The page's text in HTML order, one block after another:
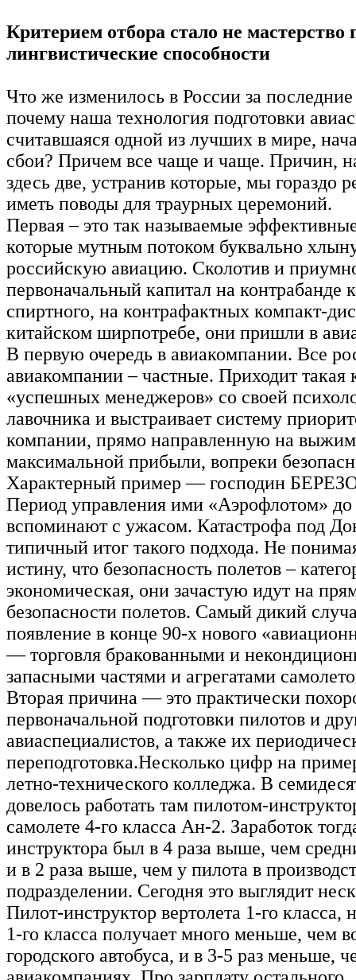
Критерием отбора стало не мастерство
лингвистические способности
Что же изменилось в России за
почему наша технология подготовки
считавшаяся одной из лучших в мире,
сбои? Причем все чаще и чаще. Причин,
здесь две, устранив которые, мы гораздо
иметь поводы для траурных церемоний.
Первая – это так называемые
которые мутным потоком буквально
российскую авиацию. Сколотив и
первоначальный капитал на контрабанде
спиртного, на контрафактных компакт-
китайском ширпотребе, они пришли в
В первую очередь в авиакомпании. Все
авиакомпании – частные. Приходит такая
«успешных менеджеров» со своей
лавочника и выстраивает систему
компании, прямо направленную на
максимальной прибыли, вопреки
Характерный пример — господин
Период управления ими «Аэрофлотом» до
вспоминают с ужасом. Катастрофа под
типичный итог такого подхода. Не
истину, что безопасность полетов –
экономическая, они зачастую идут на
безопасности полетов. Самый дикий
появление в конце 90-х нового
— торговля бракованными и
запасными частями и агрегатами
Вторая причина — это практически
первоначальной подготовки пилотов и
авиаспециалистов, а также их
переподготовка.Несколько цифр на
летно-технического колледжа. В
довелось работать там пилотом-
самолете 4-го класса Ан-2. Заработок
инструктора был в 4 раза выше, чем
и в 2 раза выше, чем у пилота в
подразделении. Сегодня это выглядит
Пилот-инструктор вертолета 1-го класса,
1-го класса получает много меньше, чем
городского автобуса, и в 3-5 раз меньше,